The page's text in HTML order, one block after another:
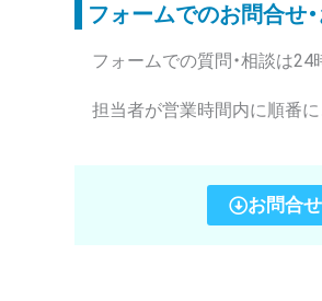
フォームでのお問合せ
フォームでの質問・相談は24
担当者が営業時間内に順番
お問合